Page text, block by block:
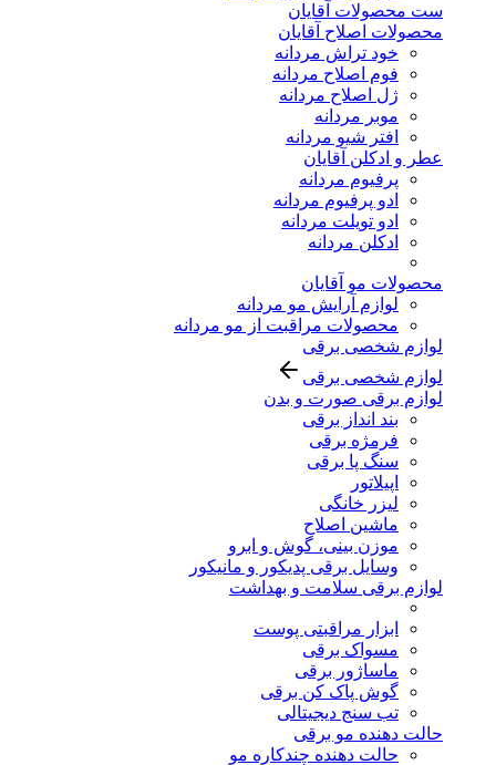
ست محصولات آقایان
محصولات اصلاح آقایان
خود تراش مردانه
فوم اصلاح مردانه
ژل اصلاح مردانه
موبر مردانه
افتر شیو مردانه
عطر و ادکلن آقایان
پرفیوم مردانه
ادو پرفیوم مردانه
ادو تویلت مردانه
ادکلن مردانه
محصولات مو آقایان
لوازم آرایش مو مردانه
محصولات مراقبت از مو مردانه
لوازم شخصی برقی
لوازم شخصی برقی
لوازم برقی صورت و بدن
بند انداز برقی
فرمژه برقی
سنگ پا برقی
اپیلاتور
لیزر خانگی
ماشین اصلاح
موزن بینی، گوش و ابرو
وسایل برقی پدیکور و مانیکور
لوازم برقی سلامت و بهداشت
ابزار مراقبتی پوست
مسواک برقی
ماساژور برقی
گوش پاک کن برقی
تب سنج دیجیتالی
حالت دهنده مو برقی
حالت دهنده چندکاره مو